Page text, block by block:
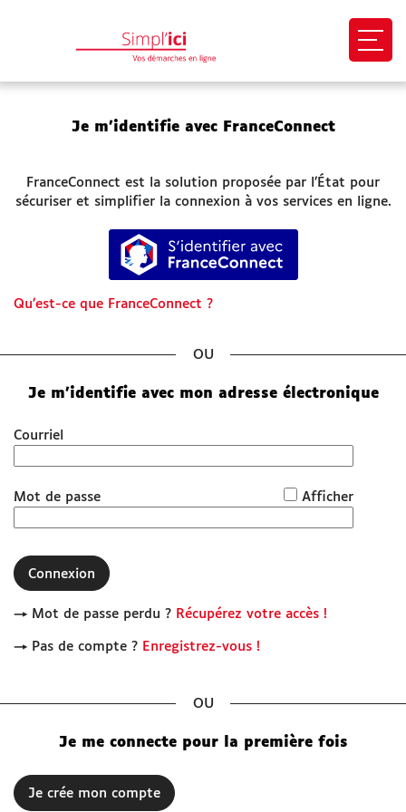
Mes demandes
Paiement en ligne
Besoin d'aide
SITES UTILES
Je m’identifie avec FranceConnect
FranceConnect est la solution proposée par l’État pour
sécuriser et simplifier la connexion à vos services en ligne.
S’identifier avec FranceConnect
Qu’est-ce que FranceConnect ?
Je m'identifie avec mon adresse électronique
Courriel
Mot de passe Afficher
Connexion
→ Mot de passe perdu ? Récupérez votre accès !
→ Pas de compte ? Enregistrez-vous !
Je me connecte pour la première fois
Je crée mon compte